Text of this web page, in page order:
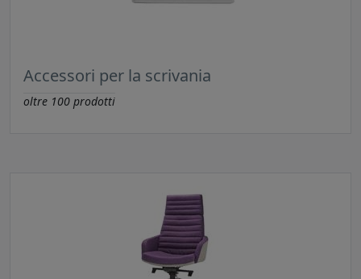
Accessori per la scrivania
oltre 100 prodotti